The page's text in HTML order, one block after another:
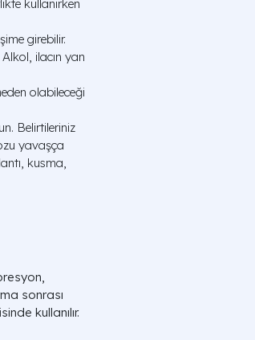
kullanırken
girebilir.
Alkol, ilacın yan
olabileceği
Belirtileriniz
yavaşça
kusma,
sonrası
kullanılır.